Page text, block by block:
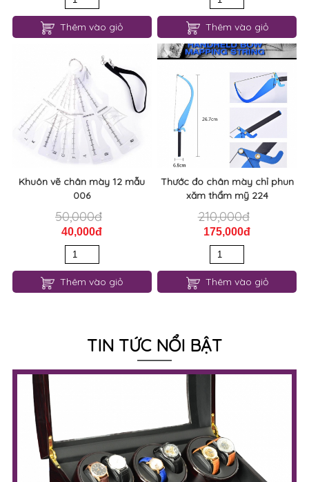
Thêm vào giỏ
Khuôn vẽ chân mày 12 mẫu
006
50,000đ
40,000đ
Thước đo chân mày chỉ phun
xăm thẩm mỹ 224
210,000đ
175,000đ
TIN TỨC NỔI BẬT